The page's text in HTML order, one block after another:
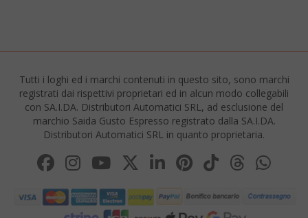
Tutti i loghi ed i marchi contenuti in questo sito, sono marchi
registrati dai rispettivi proprietari ed in alcun modo collegabili
con SA.I.DA. Distributori Automatici SRL, ad esclusione del
marchio Saida Gusto Espresso registrato dalla SA.I.DA.
Distributori Automatici SRL in quanto proprietaria.
CrossDomainCookieScriptConsent_105